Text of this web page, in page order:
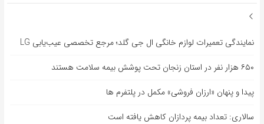
نمایندگی تعمیرات لوازم خانگی ال جی گلد؛ مرجع تخصصی عیب‌یابی LG
۶۵۰ هزار نفر در استان زنجان تحت پوشش بیمه سلامت هستند
پیدا و پنهان «ارزان فروشی» مکمل در پلتفرم ها
سالاری: تعداد بیمه پردازان کاهش یافته است